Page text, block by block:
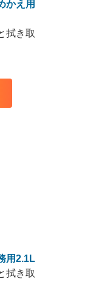
かえ用
拭き取
用2.1L
拭き取